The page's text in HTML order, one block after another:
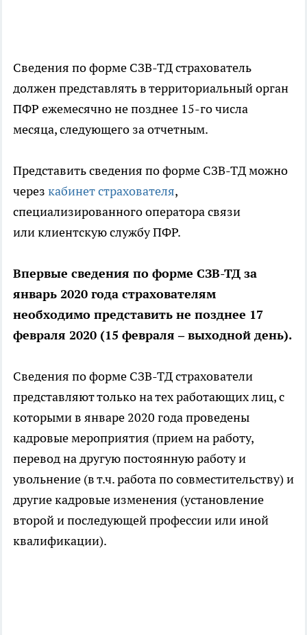
Сведения по форме СЗВ-ТД страхователь
должен представлять в территориальный орган
ПФР ежемесячно не позднее 15-го числа
месяца, следующего за отчетным.
Представить сведения по форме СЗВ-ТД можно
через кабинет страхователя,
специализированного оператора связи
или клиентскую службу ПФР.
Впервые сведения по форме СЗВ-ТД за
январь 2020 года страхователям
необходимо представить не позднее 17
февраля 2020 (15 февраля – выходной день).
Сведения по форме СЗВ-ТД страхователи
представляют только на тех работающих лиц, с
которыми в январе 2020 года проведены
кадровые мероприятия (прием на работу,
перевод на другую постоянную работу и
увольнение (в т.ч. работа по совместительству) и
другие кадровые изменения (установление
второй и последующей профессии или иной
квалификации).